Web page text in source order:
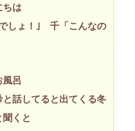
ちは
しょ！｣ 千「こんなの
風呂
と話してると出てくる冬
聞くと